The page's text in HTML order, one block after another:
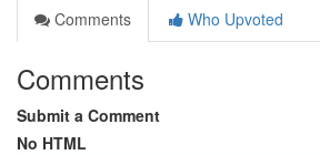
Comments
Who Upvoted
Comments
Submit a Comment
No HTML